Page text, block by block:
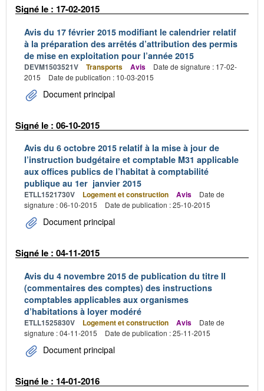
Signé le : 17-02-2015
Avis du 17 février 2015 modifiant le calendrier relatif
à la préparation des arrêtés d’attribution des permis
de mise en exploitation pour l’année 2015
DEVM1503521V Transports Avis
Date de signature : 17-02-
2015
Date de publication : 10-03-2015
Document principal
Signé le : 06-10-2015
Avis du 6 octobre 2015 relatif à la mise à jour de
l’instruction budgétaire et comptable M31 applicable
aux offices publics de l’habitat à comptabilité
publique au 1er janvier 2015
ETLL1521730V Logement et construction Avis
Date de
signature : 06-10-2015
Date de publication : 25-10-2015
Document principal
Signé le : 04-11-2015
Avis du 4 novembre 2015 de publication du titre II
(commentaires des comptes) des instructions
comptables applicables aux organismes
d’habitations à loyer modéré
ETLL1525830V Logement et construction Avis
Date de
signature : 04-11-2015
Date de publication : 25-11-2015
Document principal
Signé le : 14-01-2016